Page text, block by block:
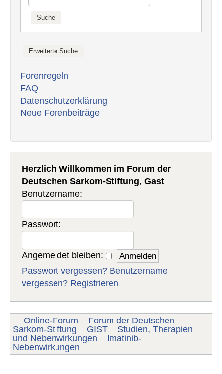
Forenregeln
FAQ
Datenschutzerklärung
Neue Forenbeiträge
Herzlich Willkommen im Forum der
Deutschen Sarkom-Stiftung,Gast
Benutzername:
Passwort:
Angemeldet bleiben:
Passwort vergessen? Benutzername
vergessen? Registrieren
Online-Forum
Forum der Deutschen
Sarkom-Stiftung
GIST
Studien, Therapien
und Nebenwirkungen
Imatinib-
Nebenwirkungen